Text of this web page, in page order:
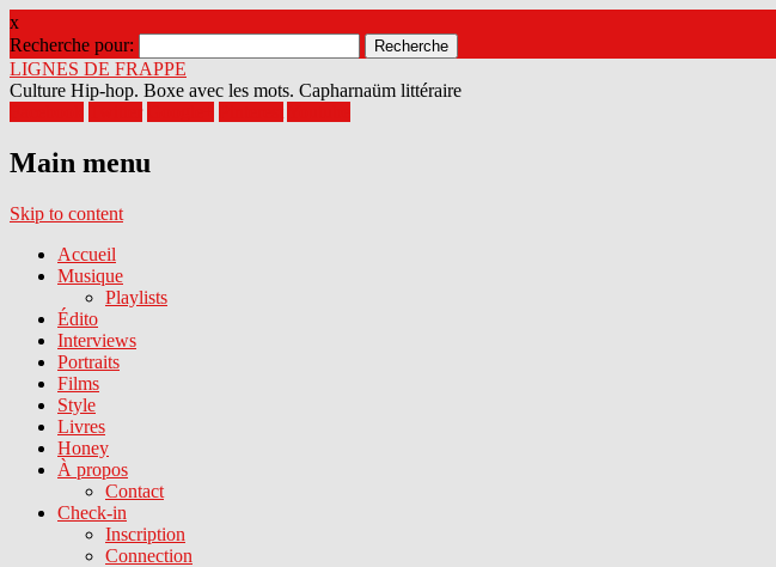
x
Recherche pour:
LIGNES DE FRAPPE
Culture Hip-hop. Boxe avec les mots. Capharnaüm littéraire
Main menu
Skip to content
Accueil
Musique
Playlists
Édito
Interviews
Portraits
Films
Style
Livres
Honey
À propos
Contact
Check-in
Inscription
Connection